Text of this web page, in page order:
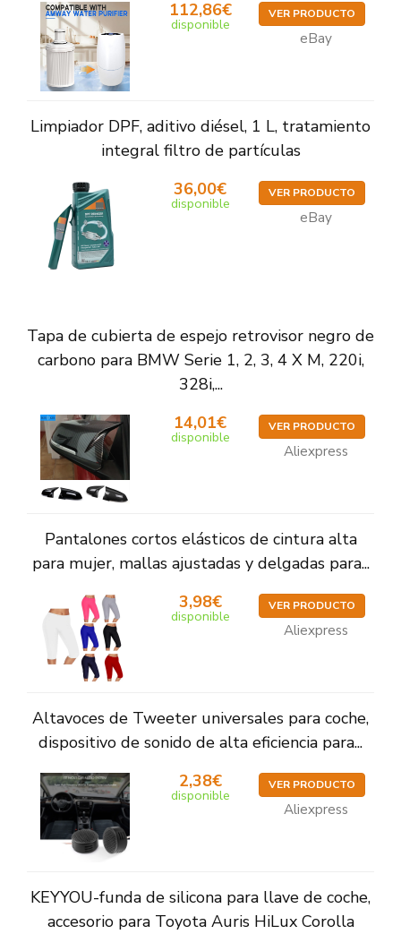
112,86€
disponible
VER PRODUCTO
eBay
Limpiador DPF, aditivo diésel, 1 L, tratamiento
integral filtro de partículas
36,00€
disponible
VER PRODUCTO
eBay
Tapa de cubierta de espejo retrovisor negro de
carbono para BMW Serie 1, 2, 3, 4 X M, 220i,
328i,...
14,01€
disponible
VER PRODUCTO
Aliexpress
Pantalones cortos elásticos de cintura alta
para mujer, mallas ajustadas y delgadas para...
3,98€
disponible
VER PRODUCTO
Aliexpress
Altavoces de Tweeter universales para coche,
dispositivo de sonido de alta eficiencia para...
2,38€
disponible
VER PRODUCTO
Aliexpress
KEYYOU-funda de silicona para llave de coche,
accesorio para Toyota Auris HiLux Corolla